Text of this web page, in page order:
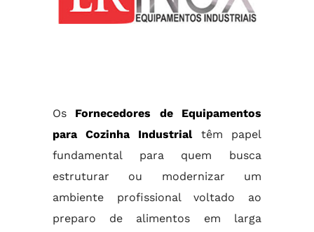
Os Fornecedores de Equipamentos
para Cozinha Industrialtêm papel
fundamental para quem busca
estruturar ou modernizar um
ambiente profissional voltado ao
preparo de alimentos em larga